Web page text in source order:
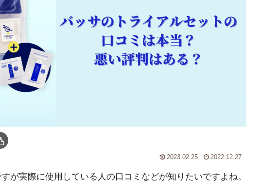
2023.02.25 2022.12.27
すが実際に使用している人の口コミなどが知りたいですよね。